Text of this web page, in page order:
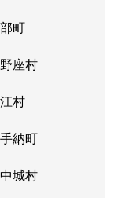
町
座村
村
納町
城村